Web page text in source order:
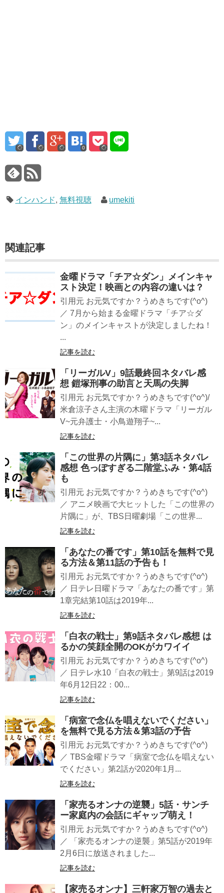
0
インハンド, 無料視聴 umekiti
関連記事
金曜ドラマ「チア☆ダン」メインキャ
スト決定！映画との内容の違いは？
引用元 お元気ですか？うめきちです(^o^)
／ 7月から始まる金曜ドラマ「チア☆ダ
ン」のメインキャストが決定しましたね！
...
記事を読む
「リーガルV」9話最終回ネタバレ感
想 鎧塚刑事の助言と天馬の失脚
引用元 お元気ですか？うめきちです(^o^)/
米倉涼子さん主演の木曜ドラマ「リーガル
V~元弁護士・小鳥遊翔子~...
記事を読む
「この世界の片隅に」第3話ネタバレ
感想 色っぽすぎる二階堂ふみ・第4話
も
引用元 お元気ですか？うめきちです(^o^)
／ アニメ映画で大ヒットした「この世界の
片隅に」が、TBS日曜劇場「この世界...
記事を読む
「あなたの番です」第10話を無料で見
る方法＆第11話の予告も！
引用元 お元気ですか？うめきちです(^o^)
／ 日テレ日曜ドラマ「あなたの番です」第
1章完結第10話は2019年...
記事を読む
「白衣の戦士」第9話ネタバレ感想 は
るかの笑顔全開のOKがカワイイ
引用元 お元気ですか？うめきちです(^o^)
／ 日テレ水10「白衣の戦士」第9話は2019
年6月12日22：00...
記事を読む
「病室で念仏を唱えないでください」
を無料で見る方法＆第3話の予告
引用元 お元気ですか？うめきちです(^o^)
／ TBS金曜ドラマ「病室で念仏を唱えない
でください」第2話が2020年1月...
記事を読む
「家売るオンナの逆襲」5話・サンチ
ー家庭内の会話にギャップ萌え！
引用元 お元気ですか？うめきちです(^o^)
／ 「家売るオンナの逆襲」第5話が2019年
2月6日に放送されました...
記事を読む
【家売るオンナ】三軒家万智の過去と